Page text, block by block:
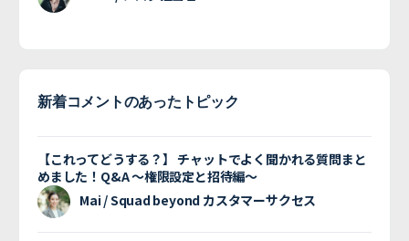
新着コメントのあったトピック
【これってどうする？】 チャットでよく聞かれる質問まと
めました！Q&A 〜権限設定と招待編〜
Mai / Squad beyond カスタマーサクセス